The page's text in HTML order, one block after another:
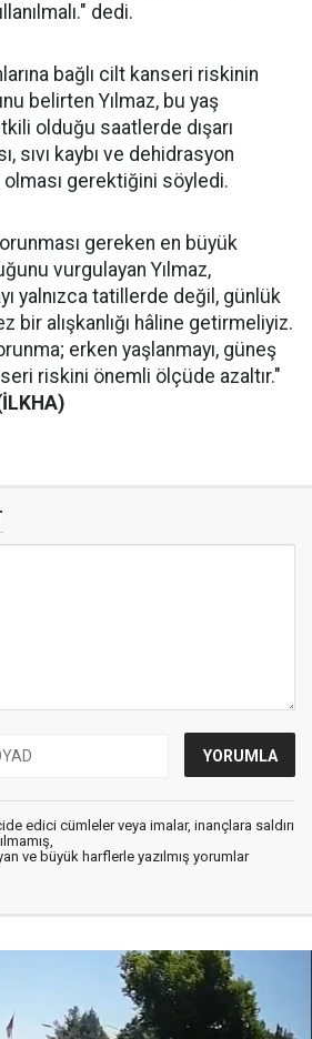
dedi.
bağlı cilt kanseri riskinin
belirten Yılmaz, bu yaş
olduğu saatlerde dışarı
sıvı kaybı ve dehidrasyon
gerektiğini söyledi.
gereken en büyük
vurgulayan Yılmaz,
yalnızca tatillerde değil, günlük
bir alışkanlığı hâline getirmeliyiz.
erken yaşlanmayı, güneş
riskini önemli ölçüde azaltır."
edici cümleler veya imalar, inançlara saldırı
ve büyük harflerle yazılmış yorumlar